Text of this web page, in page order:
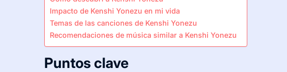
Impacto de Kenshi Yonezu en mi vida
Temas de las canciones de Kenshi Yonezu
Recomendaciones de música similar a Kenshi Yonezu
Puntos clave